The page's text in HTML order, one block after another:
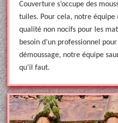
Couverture s’occupe des
tuiles. Pour cela, notre équipe
qualité non nocifs pour les
besoin d’un professionnel
démoussage, notre équipe
qu’il faut.